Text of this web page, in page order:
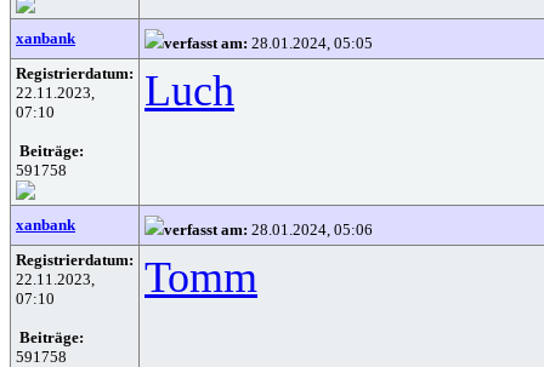
xanbank verfasst am: 28.01.2024, 05:05
Registrierdatum:
22.11.2023,
07:10
Beiträge:
591758
Luch
xanbank verfasst am: 28.01.2024, 05:06
Registrierdatum:
22.11.2023,
07:10
Beiträge:
591758
Tomm